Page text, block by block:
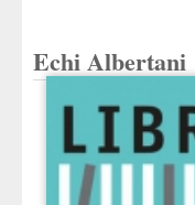
Echi Albertani